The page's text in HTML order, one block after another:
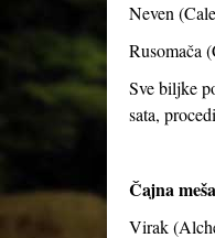
Neven (
Rusomača (
Sve biljke
sata,
Čajna
Virak (